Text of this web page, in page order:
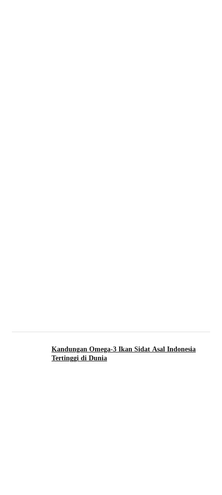
Kandungan Omega-3 Ikan Sidat Asal Indonesia
Tertinggi di Dunia